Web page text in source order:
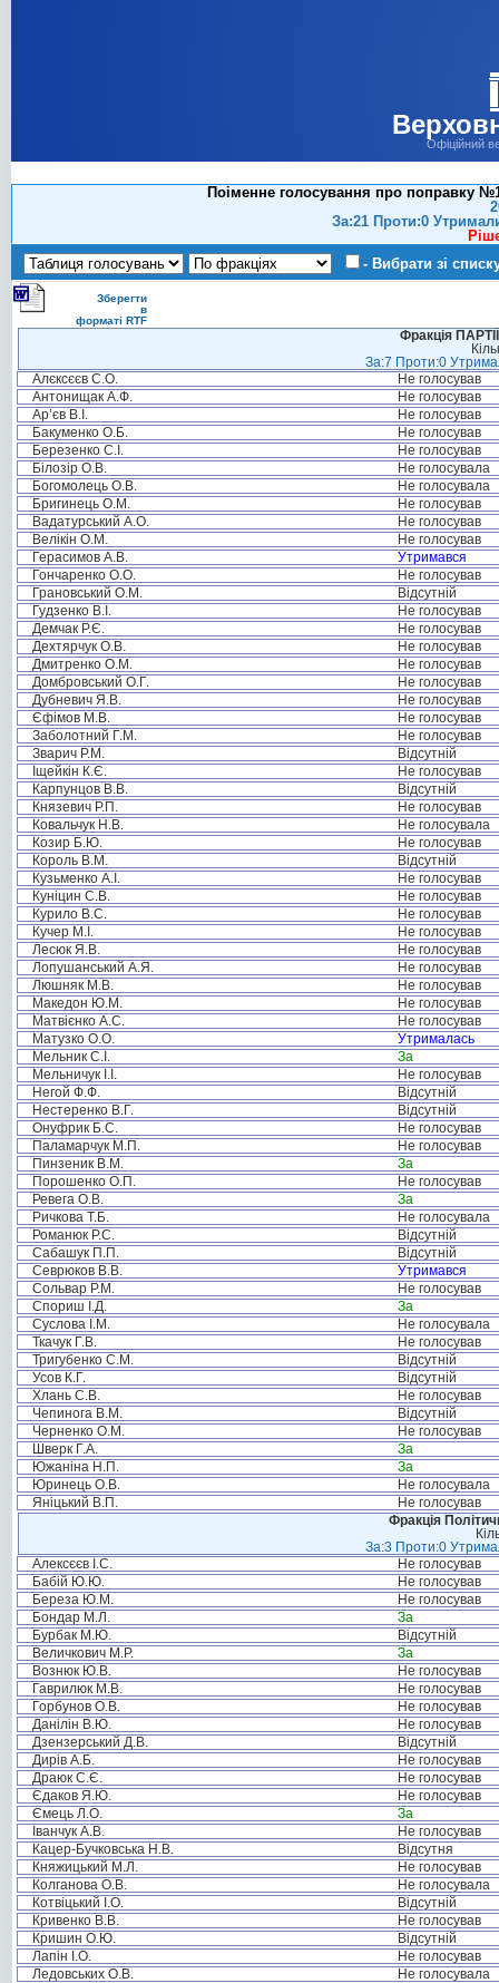
Офіційний
Поіменне голосування про поправку
За:21 Проти:0
- Вибрати зі
Зберегти
в
форматі RTF
Фракція
За:7 Проти:0
Алєксєєв С.О.
Не голосував
Антонищак А.Ф.
Не голосував
Ар’єв В.І.
Не голосував
Бакуменко О.Б.
Не голосував
Березенко С.І.
Не голосував
Білозір О.В.
Не голосувала
Богомолець О.В.
Не голосувала
Бригинець О.М.
Не голосував
Вадатурський А.О.
Не голосував
Велікін О.М.
Не голосував
Герасимов А.В.
Утримався
Гончаренко О.О.
Не голосував
Грановський О.М.
Відсутній
Гудзенко В.І.
Не голосував
Демчак Р.Є.
Не голосував
Дехтярчук О.В.
Не голосував
Дмитренко О.М.
Не голосував
Домбровський О.Г.
Не голосував
Дубневич Я.В.
Не голосував
Єфімов М.В.
Не голосував
Заболотний Г.М.
Не голосував
Зварич Р.М.
Відсутній
Іщейкін К.Є.
Не голосував
Карпунцов В.В.
Відсутній
Князевич Р.П.
Не голосував
Ковальчук Н.В.
Не голосувала
Козир Б.Ю.
Не голосував
Король В.М.
Відсутній
Кузьменко А.І.
Не голосував
Куніцин С.В.
Не голосував
Курило В.С.
Не голосував
Кучер М.І.
Не голосував
Лесюк Я.В.
Не голосував
Лопушанський А.Я.
Не голосував
Люшняк М.В.
Не голосував
Македон Ю.М.
Не голосував
Матвієнко А.С.
Не голосував
Матузко О.О.
Утрималась
Мельник С.І.
За
Мельничук І.І.
Не голосував
Негой Ф.Ф.
Відсутній
Нестеренко В.Г.
Відсутній
Онуфрик Б.С.
Не голосував
Паламарчук М.П.
Не голосував
Пинзеник В.М.
За
Порошенко О.П.
Не голосував
Ревега О.В.
За
Ричкова Т.Б.
Не голосувала
Романюк Р.С.
Відсутній
Сабашук П.П.
Відсутній
Севрюков В.В.
Утримався
Сольвар Р.М.
Не голосував
Спориш І.Д.
За
Суслова І.М.
Не голосувала
Ткачук Г.В.
Не голосував
Тригубенко С.М.
Відсутній
Усов К.Г.
Відсутній
Хлань С.В.
Не голосував
Чепинога В.М.
Відсутній
Черненко О.М.
Не голосував
Шверк Г.А.
За
Южаніна Н.П.
За
Юринець О.В.
Не голосувала
Яніцький В.П.
Не голосував
Фракція
За:3 Проти:0
Алексєєв І.С.
Не голосував
Бабій Ю.Ю.
Не голосував
Береза Ю.М.
Не голосував
Бондар М.Л.
За
Бурбак М.Ю.
Відсутній
Величкович М.Р.
За
Вознюк Ю.В.
Не голосував
Гаврилюк М.В.
Не голосував
Горбунов О.В.
Не голосував
Данілін В.Ю.
Не голосував
Дзензерський Д.В.
Відсутній
Дирів А.Б.
Не голосував
Драюк С.Є.
Не голосував
Єдаков Я.Ю.
Не голосував
Ємець Л.О.
За
Іванчук А.В.
Не голосував
Кацер-Бучковська Н.В.
Відсутня
Княжицький М.Л.
Не голосував
Колганова О.В.
Не голосувала
Котвіцький І.О.
Відсутній
Кривенко В.В.
Не голосував
Кришин О.Ю.
Відсутній
Лапін І.О.
Не голосував
Ледовських О.В.
Не голосувала